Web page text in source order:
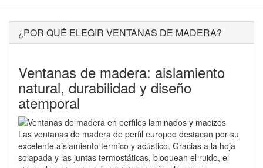
¿POR QUÉ ELEGIR VENTANAS DE MADERA?
Ventanas de madera: aislamiento
natural, durabilidad y diseño
atemporal
Las ventanas de madera de perfil europeo destacan por su
excelente aislamiento térmico y acústico. Gracias a la hoja
solapada y las juntas termostáticas, bloquean el ruido, el